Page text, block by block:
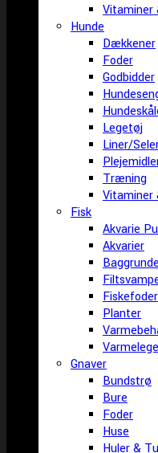
Vitaminer
Hunde
Dækkener
Foder
Godbidder
Legetøj
Liner/
Træning
Vitaminer
Fisk
Akvarie
Akvarier
Fiskefoder
Planter
Gnaver
Bundstrø
Bure
Foder
Huse
Huler &